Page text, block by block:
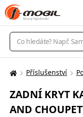
Vyhledávání
Zde
nacházíte:
Příslušenství
ZADNÍ KRYT
AND